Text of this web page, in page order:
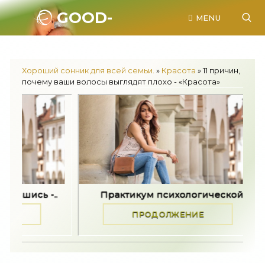
GOOD-
MENU
Хороший сонник для всей семьи. » Красота » 11 причин,
почему ваши волосы выглядят плохо - «Красота»
Практикум психологической.. Задайте